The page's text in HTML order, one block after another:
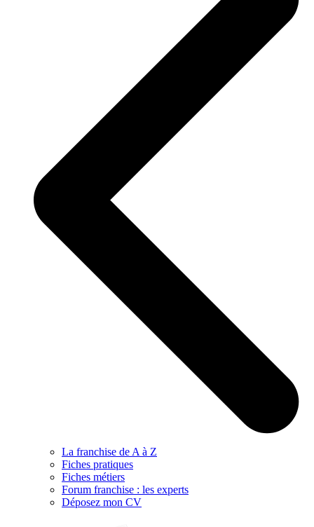
La franchise de A à Z
Fiches pratiques
Fiches métiers
Forum franchise : les experts
Déposez mon CV